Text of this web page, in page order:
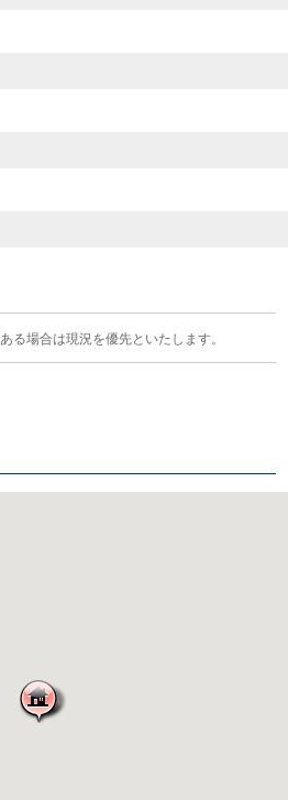
る場合は現況を優先といたします。